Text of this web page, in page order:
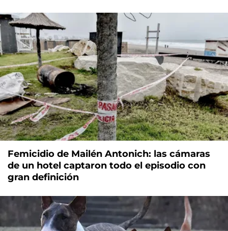
Femicidio de Mailén Antonich: las cámaras
de un hotel captaron todo el episodio con
gran definición